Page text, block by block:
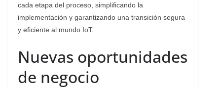
cada etapa del proceso, simplificando la
implementación y garantizando una transición segura
y eficiente al mundo IoT.
Nuevas oportunidades
de negocio